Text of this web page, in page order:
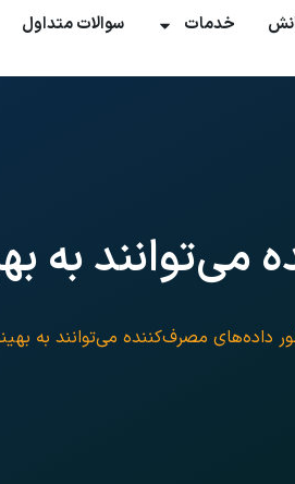
خدمات سوالات متداول
به
داده‌های مصرف‌کننده می‌توانند به